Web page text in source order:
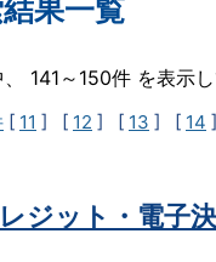
果一覧
141～150件 を表示し
[ 11 ] [ 12 ] [ 13 ] [ 14
レジット・電子